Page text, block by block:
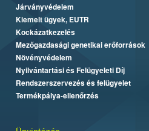
Járványvédelem
Kiemelt ügyek, EUTR
Kockázatkezelés
Mezőgazdasági genetikai erőforrások
Növényvédelem
Nyilvántartási és Felügyeleti Díj
Rendszerszervezés és felügyelet
Termékpálya-ellenőrzés